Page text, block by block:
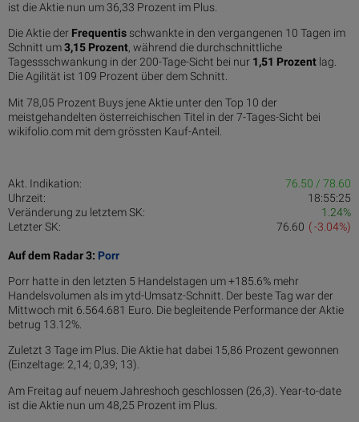
ist die Aktie nun um 36,33 Prozent im Plus.
Die Aktie der Frequentis schwankte in den vergangenen 10 Tagen im
Schnitt um3,15 Pro­zent, während die durchschnittliche
Tagessschwankung in der 200-Tage-Sicht bei nur 1,51 Prozent lag.
Die Agilität ist 109 Prozent über dem Schnitt.
Mit 78,05 Prozent Buys jene Aktie unter den Top 10 der
meistgehandelten österreichischen Titel in der 7-Tages-Sicht bei
wikifolio.com mit dem grössten Kauf-Anteil.
Akt. Indikation:
76.50 / 78.60
Uhrzeit:
18:55:25
Veränderung zu letztem SK:
1.24%
Letzter SK:
( -3.04%)
76.60
Auf dem Radar 3: Porr
Porr hatte in den letzten 5 Handelstagen um +185.6% mehr
Handelsvolumen als im ytd-Umsatz-Schnitt. Der beste Tag war der
Mittwoch mit 6.564.681 Euro. Die begleitende Performance der Aktie
betrug 13.12%.
Zuletzt 3 Tage im Plus. Die Aktie hat dabei 15,86 Prozent gewonnen
(Einzeltage: 2,14; 0,39; 13).
Am Freitag auf neuem Jahreshoch geschlossen (26,3). Year-to-date
ist die Aktie nun um 48,25 Prozent im Plus.